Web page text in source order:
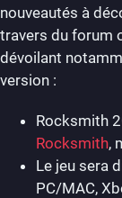
nouveautés à
travers du forum
dévoilant
version :
Rocksmith
Rocksmith,
Le jeu sera
PC/MAC,